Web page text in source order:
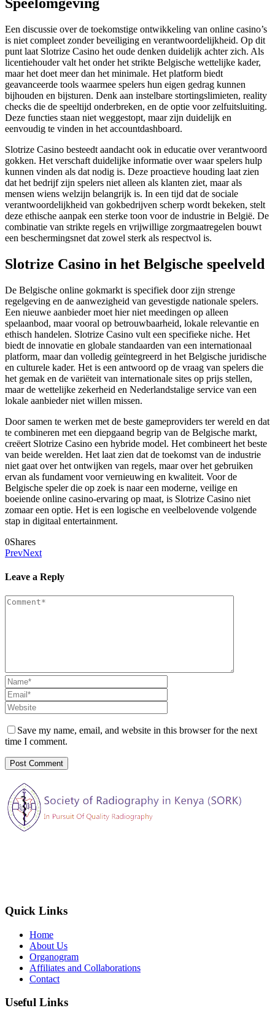
Een discussie over de toekomstige ontwikkeling van online casino’s
is niet compleet zonder beveiliging en verantwoordelijkheid. Op dit
punt laat Slotrize Casino het oude denken duidelijk achter zich. Als
licentiehouder valt het onder het strikte Belgische wettelijke kader,
maar het doet meer dan het minimale. Het platform biedt
geavanceerde tools waarmee spelers hun eigen gedrag kunnen
bijhouden en bijsturen. Denk aan instelbare stortingslimieten, reality
checks die de speeltijd onderbreken, en de optie voor zelfuitsluiting.
Deze functies staan niet weggestopt, maar zijn duidelijk en
eenvoudig te vinden in het accountdashboard.
Slotrize Casino besteedt aandacht ook in educatie over verantwoord
gokken. Het verschaft duidelijke informatie over waar spelers hulp
kunnen vinden als dat nodig is. Deze proactieve houding laat zien
dat het bedrijf zijn spelers niet alleen als klanten ziet, maar als
mensen wiens welzijn belangrijk is. In een tijd dat de sociale
verantwoordelijkheid van gokbedrijven scherp wordt bekeken, stelt
deze ethische aanpak een sterke toon voor de industrie in België. De
combinatie van strikte regels en vrijwillige zorgmaatregelen bouwt
een beschermingsnet dat zowel sterk als respectvol is.
Slotrize Casino in het Belgische speelveld
De Belgische online gokmarkt is specifiek door zijn strenge
regelgeving en de aanwezigheid van gevestigde nationale spelers.
Een nieuwe aanbieder moet hier niet meedingen op alleen
spelaanbod, maar vooral op betrouwbaarheid, lokale relevantie en
ethisch handelen. Slotrize Casino vult een specifieke niche. Het
biedt de innovatie en globale standaarden van een internationaal
platform, maar dan volledig geïntegreerd in het Belgische juridische
en culturele kader. Het is een antwoord op de vraag van spelers die
het gemak en de variëteit van internationale sites op prijs stellen,
maar de wettelijke zekerheid en Nederlandstalige service van een
lokale aanbieder niet willen missen.
Door samen te werken met de beste gameproviders ter wereld en dat
te combineren met een diepgaand begrip van de Belgische markt,
creëert Slotrize Casino een hybride model. Het combineert het beste
van beide werelden. Het laat zien dat de toekomst van de industrie
niet gaat over het ontwijken van regels, maar over het gebruiken
ervan als fundament voor vernieuwing en kwaliteit. Voor de
Belgische speler die op zoek is naar een moderne, veilige en
boeiende online casino-ervaring op maat, is Slotrize Casino niet
zomaar een optie. Het is een logische en veelbelovende volgende
stap in digitaal entertainment.
0Shares
PrevNext
Leave a Reply
Save my name, email, and website in this browser for the next
time I comment.
Quick Links
Home
About Us
Organogram
Affiliates and Collaborations
Contact
Useful Links